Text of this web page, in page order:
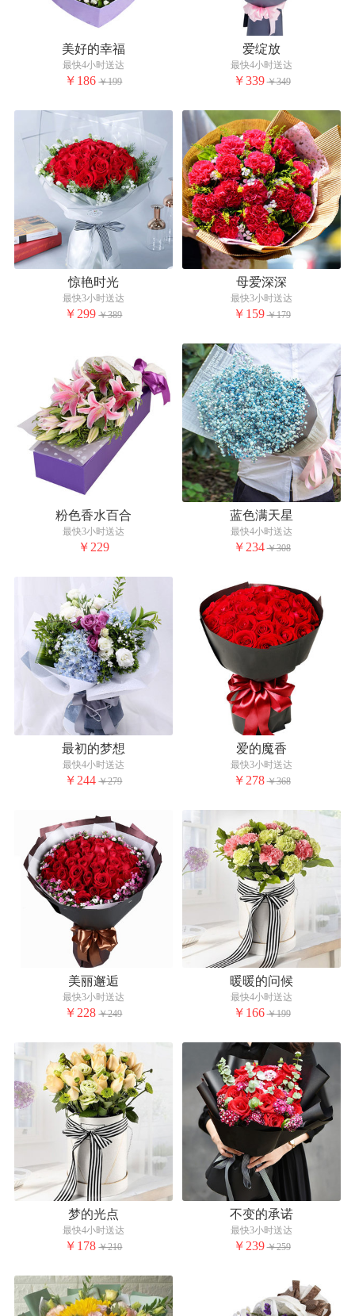
美好的幸福
最快4小时送达
￥186 ￥199
爱绽放
最快4小时送达
￥339 ￥349
惊艳时光
最快3小时送达
￥299 ￥389
母爱深深
最快3小时送达
￥159 ￥179
粉色香水百合
最快3小时送达
￥229
蓝色满天星
最快4小时送达
￥234 ￥308
最初的梦想
最快4小时送达
￥244 ￥279
爱的魔香
最快3小时送达
￥278 ￥368
美丽邂逅
最快3小时送达
￥228 ￥249
暖暖的问候
最快4小时送达
￥166 ￥199
梦的光点
最快4小时送达
￥178 ￥210
不变的承诺
最快3小时送达
￥239 ￥259